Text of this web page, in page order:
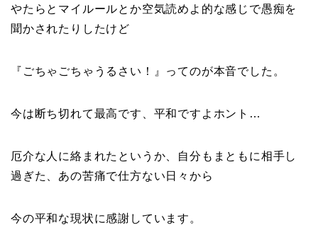
やたらとマイルールとか空気読めよ的な感じで愚痴を
聞かされたりしたけど
『ごちゃごちゃうるさい！』ってのが本音でした。
今は断ち切れて最高です、平和ですよホント…
厄介な人に絡まれたというか、自分もまともに相手し
過ぎた、あの苦痛で仕方ない日々から
今の平和な現状に感謝しています。